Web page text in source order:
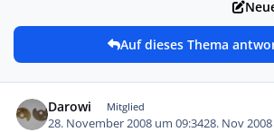
Auf dieses Thema
Darowi Mitglied
28. November 2008 um 09:3428. Nov 2008